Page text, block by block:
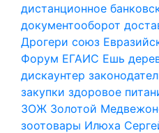
дистанционное
документооборот
Дрогери союз
Форум ЕГАИС Ешь
дискаунтер
закупки здоровое
ЗОЖ Золотой
зоотовары Илюха